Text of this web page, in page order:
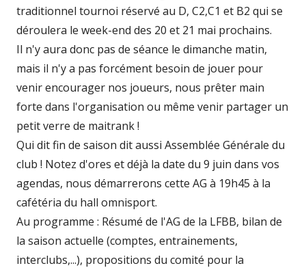
traditionnel tournoi réservé au D, C2,C1 et B2 qui se
déroulera le week-end des 20 et 21 mai prochains.
Il n'y aura donc pas de séance le dimanche matin,
mais il n'y a pas forcément besoin de jouer pour
venir encourager nos joueurs, nous prêter main
forte dans l'organisation ou même venir partager un
petit verre de maitrank !
Qui dit fin de saison dit aussi Assemblée Générale du
club ! Notez d'ores et déjà la date du 9 juin dans vos
agendas, nous démarrerons cette AG à 19h45 à la
cafétéria du hall omnisport.
Au programme : Résumé de l'AG de la LFBB, bilan de
la saison actuelle (comptes, entrainements,
interclubs,...), propositions du comité pour la